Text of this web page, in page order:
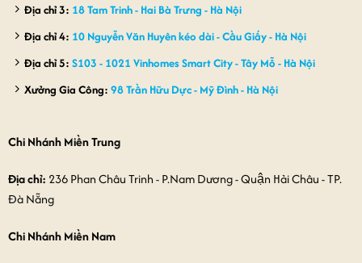
Địa chỉ 3: 18 Tam Trinh - Hai Bà Trưng - Hà Nội
Địa chỉ 4: 10 Nguyễn Văn Huyên kéo dài - Cầu Giấy - Hà Nội
Địa chỉ 5: S103 - 1021 Vinhomes Smart City - Tây Mỗ - Hà Nội
Xưởng Gia Công: 98 Trần Hữu Dực - Mỹ Đình - Hà Nội
Chi Nhánh Miền Trung
Địa chỉ: 236 Phan Châu Trinh - P.Nam Dương - Quận Hải Châu - TP.
Đà Nẵng
Chi Nhánh Miền Nam